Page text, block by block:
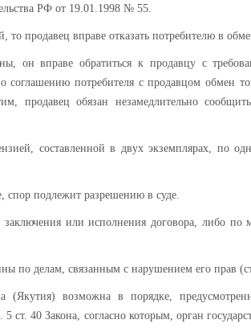
РФ от 19.01.1998 № 55.
продавец вправе отказать потребителю в
он вправе обратиться к продавцу с
соглашению потребителя с продавцом обмен
продавец обязан незамедлительно
составленной в двух экземплярах, по
спор подлежит разрешению в суде.
или исполнения договора, либо по
по делам, связанным с нарушением его прав
(Якутия) возможна в порядке,
ст. 40 Закона, согласно которым, орган